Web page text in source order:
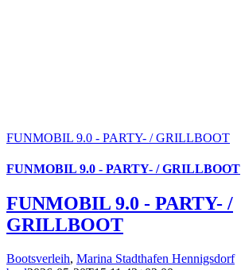
FUNMOBIL 9.0 - PARTY- / GRILLBOOT
FUNMOBIL 9.0 - PARTY- / GRILLBOOT
FUNMOBIL 9.0 - PARTY- /
GRILLBOOT
Bootsverleih, Marina Stadthafen Hennigsdorf